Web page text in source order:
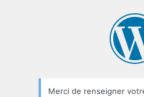
oublié
Merci de renseigner